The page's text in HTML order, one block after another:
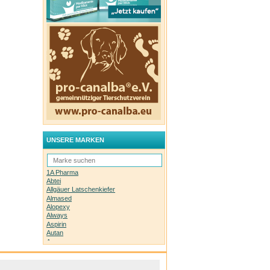
UNSERE MARKEN
1A Pharma
Abtei
Allgäuer Latschenkiefer
Almased
Alopexy
Always
Aspirin
Autan
Avene
Bachblüten-Orginal